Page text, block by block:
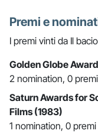
Premi e
I premi vinti da Il
Golden Globe
2 nomination, 0
Saturn Awards for
Films (1983)
1 nomination, 0